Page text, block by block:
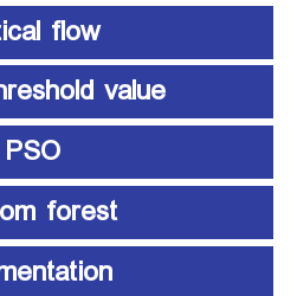
flow
value
PSO
forest